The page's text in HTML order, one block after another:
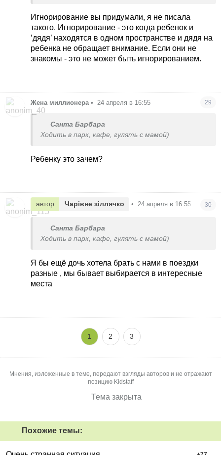
Игнорирование вы придумали, я не писала
такого. Игнорирование - это когда ребенок и
’дядя’ находятся в одном пространстве и дядя на
ребенка не обращает внимание. Если они не
знакомы - это не может быть игнорированием.
Жена миллионера • 24 апреля в 16:55 29
Санта Барбара
Ходить в парк, кафе, гулять с мамой)
Ребенку это зачем?
автор Чарівне зіллячко • 24 апреля в 16:55 30
Санта Барбара
Ходить в парк, кафе, гулять с мамой)
Я бы ещё дочь хотела брать с нами в поездки
разные , мы бывает выбирается в интересные
места
1 2 3
Мнения, изложенные в теме, передают взгляды авторов и не отражают
позицию Kidstaff
Тема закрыта
Похожие темы: